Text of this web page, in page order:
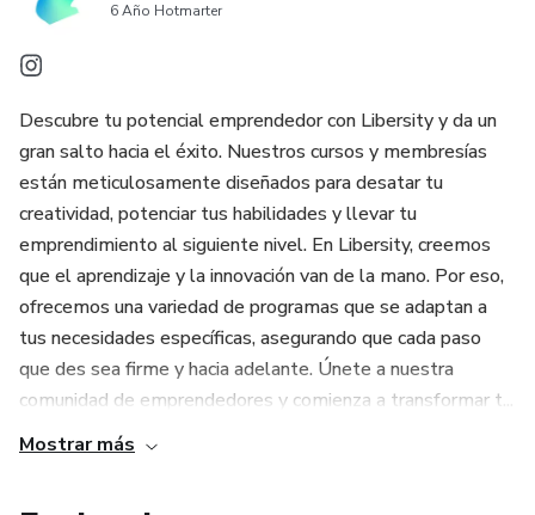
6 Año Hotmarter
Descubre tu potencial emprendedor con Libersity y da un
gran salto hacia el éxito. Nuestros cursos y membresías
están meticulosamente diseñados para desatar tu
creatividad, potenciar tus habilidades y llevar tu
emprendimiento al siguiente nivel. En Libersity, creemos
que el aprendizaje y la innovación van de la mano. Por eso,
ofrecemos una variedad de programas que se adaptan a
tus necesidades específicas, asegurando que cada paso
que des sea firme y hacia adelante. Únete a nuestra
comunidad de emprendedores y comienza a transformar t...
Mostrar más